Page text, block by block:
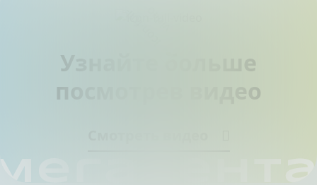
Узнайте больше
посмотрев видео